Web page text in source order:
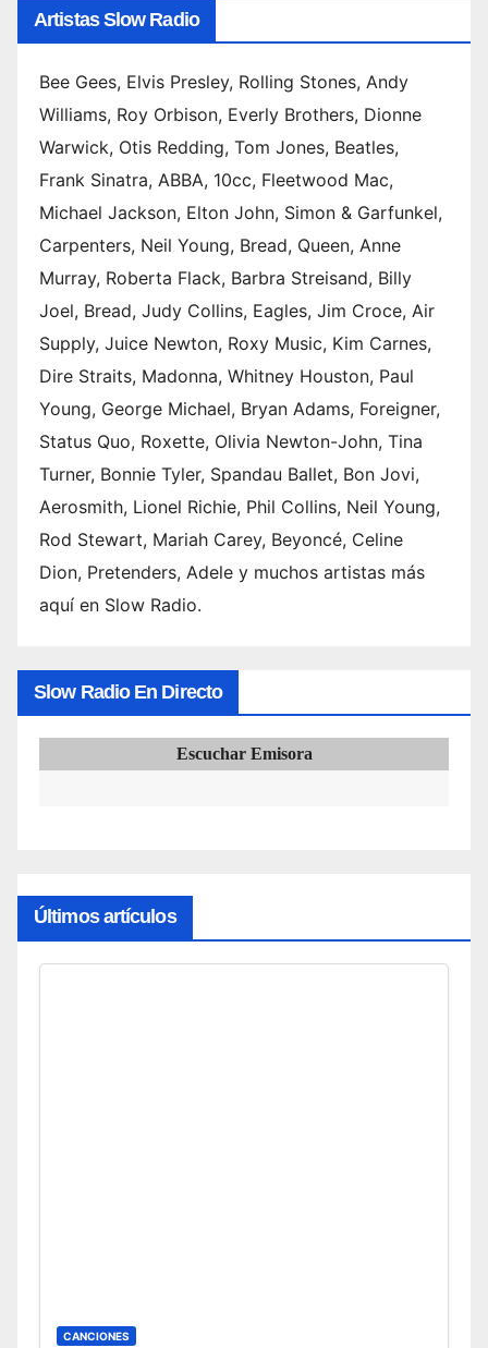
Artistas Slow Radio
Bee Gees, Elvis Presley, Rolling Stones, Andy
Williams, Roy Orbison, Everly Brothers, Dionne
Warwick, Otis Redding, Tom Jones, Beatles,
Frank Sinatra, ABBA, 10cc, Fleetwood Mac,
Michael Jackson, Elton John, Simon & Garfunkel,
Carpenters, Neil Young, Bread, Queen, Anne
Murray, Roberta Flack, Barbra Streisand, Billy
Joel, Bread, Judy Collins, Eagles, Jim Croce, Air
Supply, Juice Newton, Roxy Music, Kim Carnes,
Dire Straits, Madonna, Whitney Houston, Paul
Young, George Michael, Bryan Adams, Foreigner,
Status Quo, Roxette, Olivia Newton-John, Tina
Turner, Bonnie Tyler, Spandau Ballet, Bon Jovi,
Aerosmith, Lionel Richie, Phil Collins, Neil Young,
Rod Stewart, Mariah Carey, Beyoncé, Celine
Dion, Pretenders, Adele y muchos artistas más
aquí en Slow Radio.
Slow Radio En Directo
Escuchar Emisora
Últimos artículos
CANCIONES